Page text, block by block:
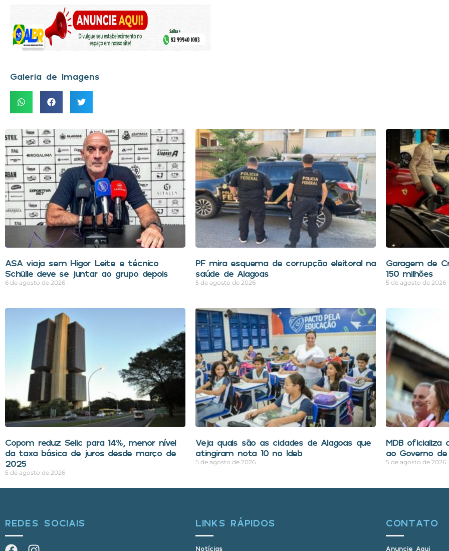
Galeria de Imagens
ASA viaja sem Higor Leite e técnico
Schülle deve se juntar ao grupo depois
6 de agosto de 2026
PF mira esquema de corrupção eleitoral na
saúde de Alagoas
5 de agosto de 2026
Garagem de
150 milhões
5 de agosto de 2026
Copom reduz Selic para 14%, menor nível
da taxa básica de juros desde março de
2025
5 de agosto de 2026
Veja quais são as cidades de Alagoas que
atingiram nota 10 no Ideb
5 de agosto de 2026
MDB oficializa
ao Governo
5 de agosto de 2026
REDES SOCIAIS LINKS RÁPIDOS
Notícias
CONTATO
Anuncie Aqui